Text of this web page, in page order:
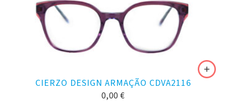
CIERZO DESIGN ARMAÇÃO CDVA2116
0,00 €